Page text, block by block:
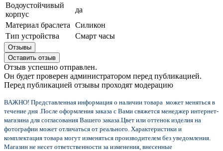
Водоустойчивый
корпус
да
Материал браслета
Силикон
Тип устройства
Смарт часы
Отзывы
Оставить отзыв
Отзыв успешно отправлен.
Он будет проверен администратором перед публикацией.
Перед публикацией отзывы проходят модерацию
ВАЖНО! Представленная информация о наличии товара может меняться в
течение дня .После оформления заказа с Вами свяжется менеджер интернет-
магазина для согласования Вашего заказа. Цвет или оттенок изделия на
фотографии может отличаться от реального. Характеристики и
комплектация товара могут изменяться производителем без уведомления.
Магазин не несет ответственности за изменения, внесенные